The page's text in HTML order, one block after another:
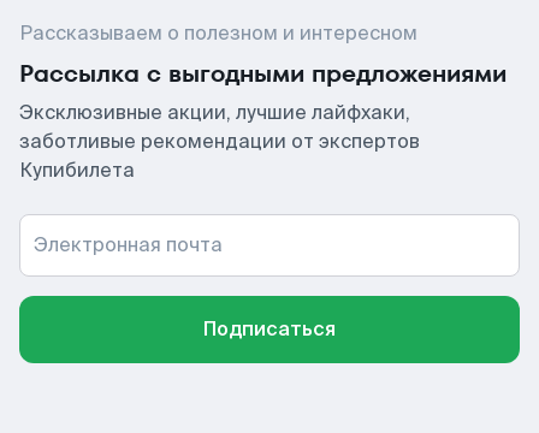
Рассказываем о полезном и интересном
Рассылка с выгодными предложениями
Эксклюзивные акции, лучшие лайфхаки,
заботливые рекомендации от экспертов
Купибилета
Электронная почта
Подписаться